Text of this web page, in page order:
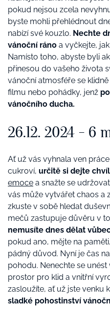
pokud nejsou zcela
byste mohli přehlédnout
nabízí své kouzlo. Nechte
vánoční ráno a vyčkejte,
Namísto toho, abyste byli
přinesou do vašeho života
vánoční atmosféře se
filmu nebo pohádky, jenž
vánočního ducha.
26.12. 2024 - 6
Ať už vás vyhnala ven
cukroví, určitě si dejte
emoce a snažte se
vás může vytvářet chaos a
zkuste v sobě hledat
mečů zastupuje důvěru v
nemusíte dnes dělat
pokud ano, mějte na
pádný důvod. Nyní je čas
pohodu. Nenechte se unést
prostor pro klid a vnitřní
zasloužíte, ať už jste venku
sladké pohostinství